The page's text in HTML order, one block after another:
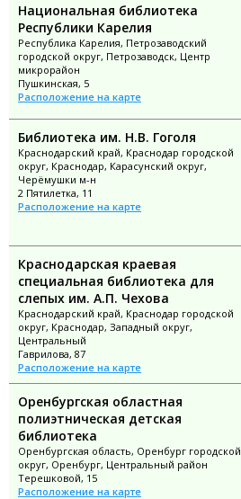
Национальная библиотека
Республики Карелия
Республика Карелия, Петрозаводский
городской округ, Петрозаводск, Центр
микрорайон
Пушкинская, 5
Расположение на карте
Библиотека им. Н.В. Гоголя
Краснодарский край, Краснодар городской
округ, Краснодар, Карасунский округ,
Черёмушки м-н
2 Пятилетка, 11
Расположение на карте
Краснодарская краевая
специальная библиотека для
слепых им. А.П. Чехова
Краснодарский край, Краснодар городской
округ, Краснодар, Западный округ,
Центральный
Гаврилова, 87
Расположение на карте
Оренбургская областная
полиэтническая детская
библиотека
Оренбургская область, Оренбург городской
округ, Оренбург, Центральный район
Терешковой, 15
Расположение на карте